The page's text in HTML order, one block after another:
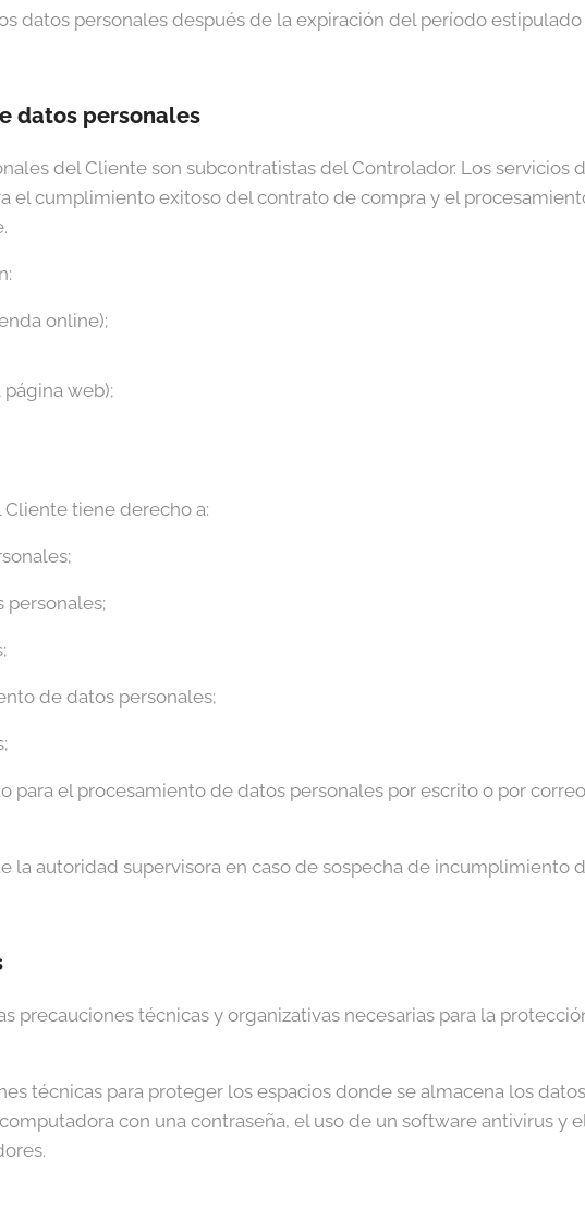
datos personales después de la expiración del período estipulado
datos personales
del Cliente son subcontratistas del Controlador. Los servicios
el cumplimiento exitoso del contrato de compra y el
online);
web);
tiene derecho a:
personales;
de datos personales;
para el procesamiento de datos personales por escrito o por
la autoridad supervisora en caso de sospecha de incumplimiento
precauciones técnicas y organizativas necesarias para la
técnicas para proteger los espacios donde se almacena los
con una contraseña, el uso de un software antivirus y